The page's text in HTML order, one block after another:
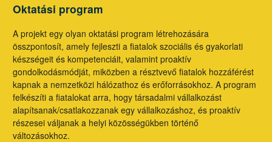
Oktatási program
A projekt egy olyan oktatási program létrehozására
összpontosít, amely fejleszti a fiatalok szociális és gyakorlati
készségeit és kompetenciáit, valamint proaktív
gondolkodásmódját, miközben a résztvevő fiatalok hozzáférést
kapnak a nemzetközi hálózathoz és erőforrásokhoz. A program
felkészíti a fiatalokat arra, hogy társadalmi vállalkozást
alapítsanak/csatlakozzanak egy vállalkozáshoz, és proaktív
részesei váljanak a helyi közösségükben történő
változásokhoz.